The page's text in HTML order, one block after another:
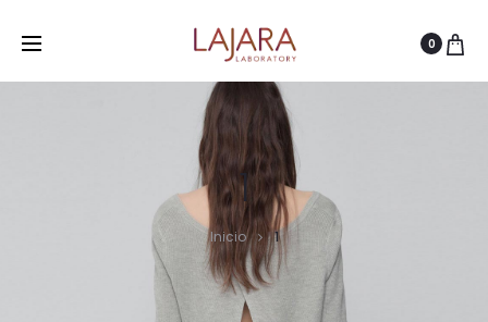
0
1
Inicio 1